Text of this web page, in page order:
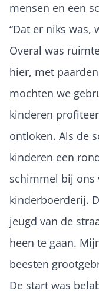
mensen en een
“Dat er niks was,
Overal was
hier, met
mochten we
kinderen
ontloken. Als de
kinderen een
schimmel bij ons
kinderboerderij.
jeugd van de
heen te gaan.
beesten
De start was